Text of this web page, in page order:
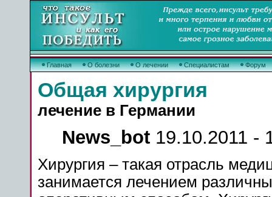
Главная О болезни О лечении Специалистам Форум
Общая хирургия
лечение в Германии
News_bot 19.10.2011 -
Хирургия – такая отрасль
занимается лечением